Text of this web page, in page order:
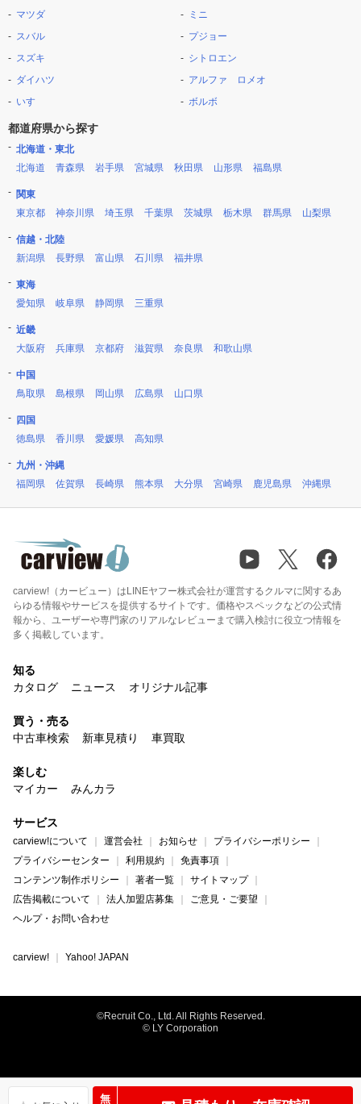
無
マツダ
スバル
スズキ
ダイハツ
いすゞ
ミニ
プジョー
シトロエン
アルファ ロメオ
ボルボ
都道府県から探す
北海道・東北
北海道
青森県 岩手県 宮城県 秋田県 山形県 福島県
関東
東京都
神奈川県 埼玉県 千葉県 茨城県 栃木県 群馬県 山梨県
信越・北陸
新潟県
長野県 富山県 石川県 福井県
東海
愛知県
岐阜県 静岡県 三重県
近畿
大阪府
兵庫県 京都府 滋賀県 奈良県 和歌山県
中国
鳥取県
島根県 岡山県 広島県 山口県
四国
徳島県
香川県 愛媛県 高知県
九州・沖縄
福岡県
佐賀県 長崎県 熊本県 大分県 宮崎県 鹿児島県 沖縄県
carview!（カービュー）はLINEヤフー株式会社が運営するクルマに関するあ
らゆる情報やサービスを提供するサイトです。価格やスペックなどの公式情
報から、ユーザーや専門家のリアルなレビューまで購入検討に役立つ情報を
多く掲載しています。
知る
カタログ
ニュース オリジナル記事
買う・売る
中古車検索
新車見積り 車買取
楽しむ
マイカー
みんカラ
サービス
carview!について 運営会社 お知らせ
プライバシーポリシー
プライバシーセンター
利用規約
免責事項
コンテンツ制作ポリシー
著者一覧
サイトマップ
広告掲載について
法人加盟店募集
ご意見・ご要望
ヘルプ・お問い合わせ
carview! Yahoo! JAPAN
©Recruit Co., Ltd. All Rights Reserved.
© LY Corporation